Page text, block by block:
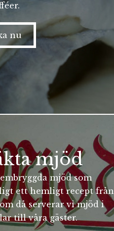
nu
mjöd
mjöd som
ett hemligt recept från
då serverar vi mjöd i
till våra gäster.